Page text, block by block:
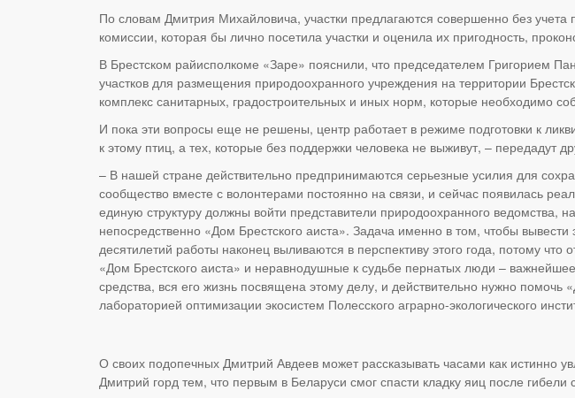
По словам Дмитрия Михайловича, участки предлагаются совершенно без
комиссии, которая бы лично посетила участки и оценила их пригодность,
В Брестском райисполкоме «Заре» пояснили, что председателем Григорием
участков для размещения природоохранного учреждения на территории
комплекс санитарных, градостроительных и иных норм, которые необходимо
И пока эти вопросы еще не решены, центр работает в режиме подготовки к
к этому птиц, а тех, которые без поддержки человека не выживут, – передадут
– В нашей стране действительно предпринимаются серьезные усилия для
сообщество вместе с волонтерами постоянно на связи, и сейчас появилась
единую структуру должны войти представители природоохранного ведомства,
непосредственно «Дом Брестского аиста». Задача именно в том, чтобы
десятилетий работы наконец выливаются в перспективу этого года, потому
«Дом Брестского аиста» и неравнодушные к судьбе пернатых люди –
средства, вся его жизнь посвящена этому делу, и действительно нужно
лабораторией оптимизации экосистем Полесского аграрно-экологического
О своих подопечных Дмитрий Авдеев может рассказывать часами как истинно
Дмитрий горд тем, что первым в Беларуси смог спасти кладку яиц после гибели